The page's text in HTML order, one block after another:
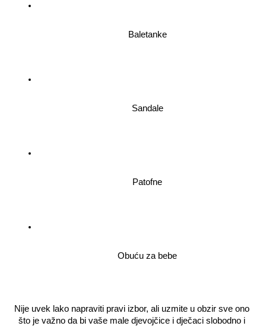
Baletanke
Sandale
Patofne
Obuću za bebe
Nije uvek lako napraviti pravi izbor, ali uzmite u obzir sve ono
što je važno da bi vaše male djevojčice i dječaci slobodno i